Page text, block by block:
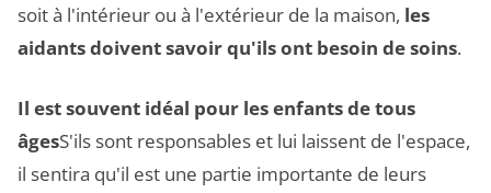
soit à l'intérieur ou à l'extérieur de la maison, les
aidants doivent savoir qu'ils ont besoin de soins.
Il est souvent idéal pour les enfants de tous
âgesS'ils sont responsables et lui laissent de l'espace,
il sentira qu'il est une partie importante de leurs